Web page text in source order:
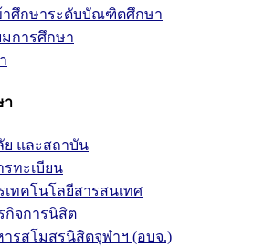
าศึกษาระดับบัณฑิตศึกษา
การศึกษา
า
และสถาบัน
ทะเบียน
ทคโนโลยีสารสนเทศ
กิจการนิสิต
ารสโมสรนิสิตจุฬาฯ (อบจ.)